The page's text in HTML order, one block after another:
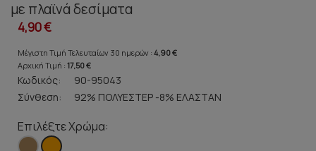
με πλαϊνά δεσίματα
4,90 €
Μέγιστη Τιμή Τελευταίων 30 ημερών : 4,90 €
Αρχική Τιμή : 17,50 €
Κωδικός:
90-95043
Σύνθεση:
92% ΠΟΛΥΕΣΤΕΡ -8% ΕΛΑΣΤΑΝ
Επιλέξτε Χρώμα: